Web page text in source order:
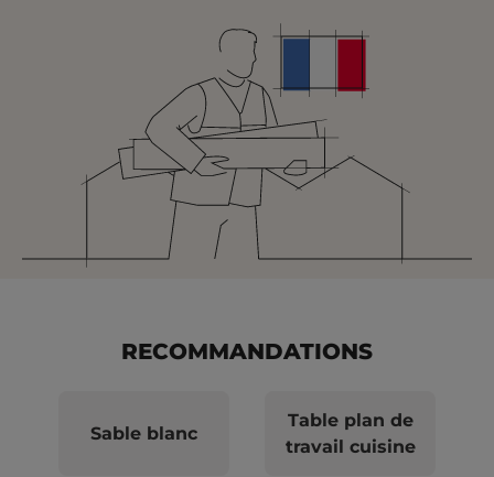
RECOMMANDATIONS
Sable blanc
Table plan de
travail cuisine